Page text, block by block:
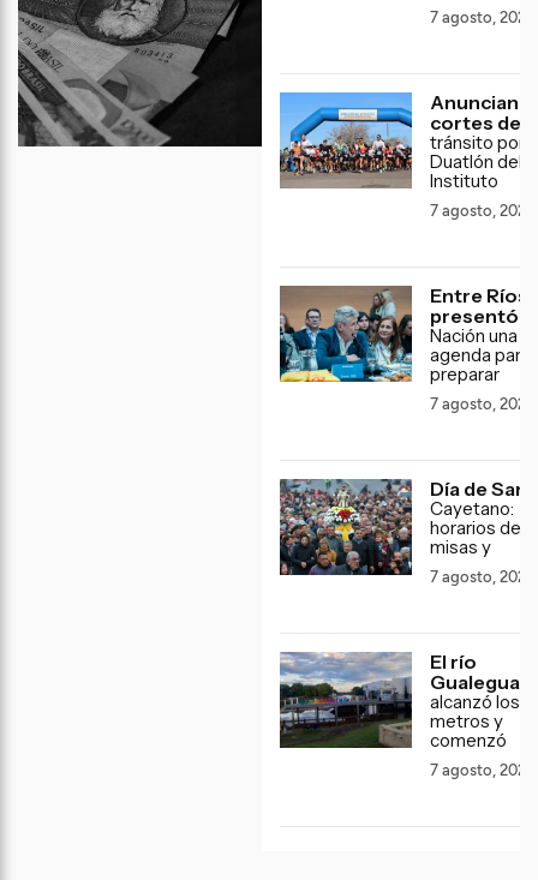
7 agosto, 2026
Anuncian
cortes de
tránsito por
Duatlón del
Instituto
7 agosto, 2026
Entre Ríos
presentó
Nación una
agenda para
preparar
7 agosto, 2026
Día de San
Cayetano:
horarios de
misas y
7 agosto, 2026
El río
alcanzó los
metros y
comenzó
7 agosto, 2026